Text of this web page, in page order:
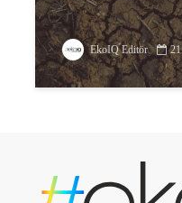
EkoIQ Editör